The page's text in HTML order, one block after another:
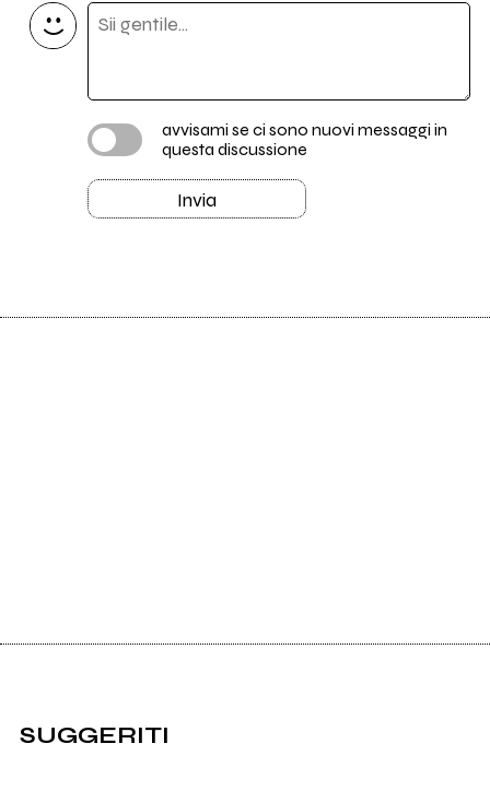
avvisami se ci sono nuovi messaggi in
questa discussione
Invia
SUGGERITI